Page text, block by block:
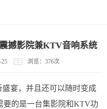
撼影院兼KTV音响系统
25 浏览：376次
宴，并且还可以随时变成
的是一台集影院和KTV功